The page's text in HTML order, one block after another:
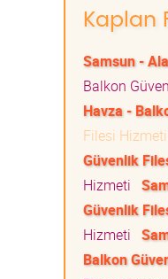
Kaplan
Samsun -
Balkon
Havza -
Filesi Hizmeti
Güvenlik
Hizmeti
Güvenlik
Hizmeti
Balkon